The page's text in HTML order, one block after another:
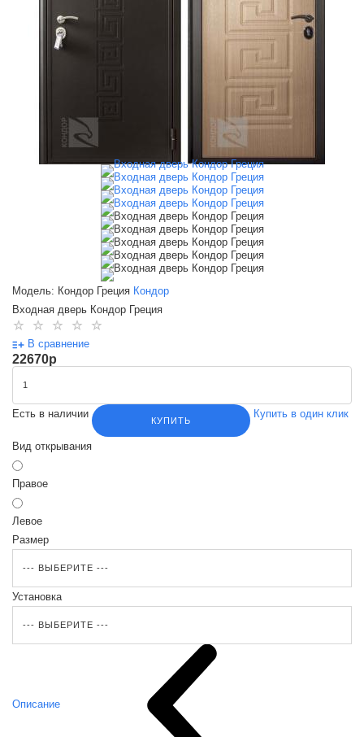
Модель: Кондор Греция Кондор
Входная дверь Кондор Греция
В сравнение
22670p
Есть в наличии
КУПИТЬ
Купить в один клик
Вид открывания
Правое
Левое
Размер
Установка
Описание